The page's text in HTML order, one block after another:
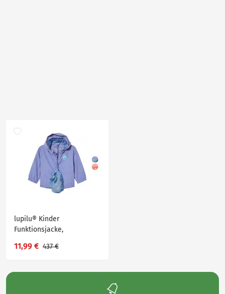
lupilu® Kinder
Funktionsjacke,
Obermaterial
11,99 € 437 €